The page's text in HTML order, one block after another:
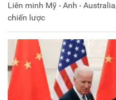
Liên minh Mỹ - Anh -
chiến lược